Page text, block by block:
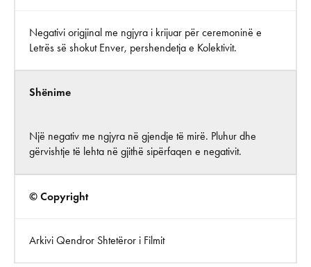
Negativi origjinal me ngjyra i krijuar për ceremoninë e
Letrës së shokut Enver, pershendetja e Kolektivit.
Shënime
Një negativ me ngjyra në gjendje të mirë. Pluhur dhe
gërvishtje të lehta në gjithë sipërfaqen e negativit.
© Copyright
Arkivi Qendror Shtetëror i Filmit